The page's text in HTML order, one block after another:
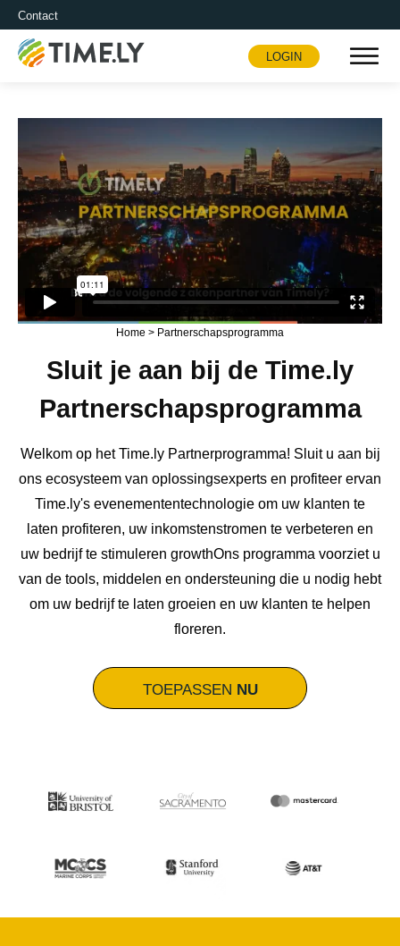
Contact
Timely
LOGIN
Home > Partnerschapsprogramma
Sluit je aan bij de Time.ly
Partnerschapsprogramma
Welkom op het Time.ly Partnerprogramma! Sluit u aan bij
ons ecosysteem van oplossingsexperts en profiteer ervan
Time.ly's evenemententechnologie om uw klanten te
laten profiteren, uw inkomstenstromen te verbeteren en
uw bedrijf te stimuleren growthOns programma voorziet u
van de tools, middelen en ondersteuning die u nodig hebt
om uw bedrijf te laten groeien en uw klanten te helpen
floreren.
TOEPASSEN NU